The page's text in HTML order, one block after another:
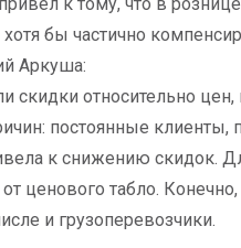
бы частично
Аркуша:
скидки относительно
постоянные клиенты,
к снижению скидок.
ценового табло.
и грузоперевозчики.